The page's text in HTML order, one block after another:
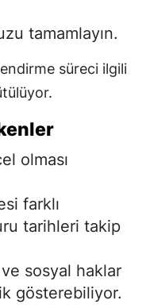
tamamlayın.
süreci ilgili
olması
farklı
tarihleri takip
sosyal haklar
gösterebiliyor.